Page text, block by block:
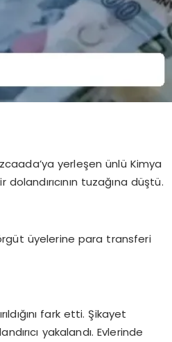
yerleşen ünlü Kimya
tuzağına düştü.
üyelerine para transferi
fark etti. Şikayet
yakalandı. Evlerinde